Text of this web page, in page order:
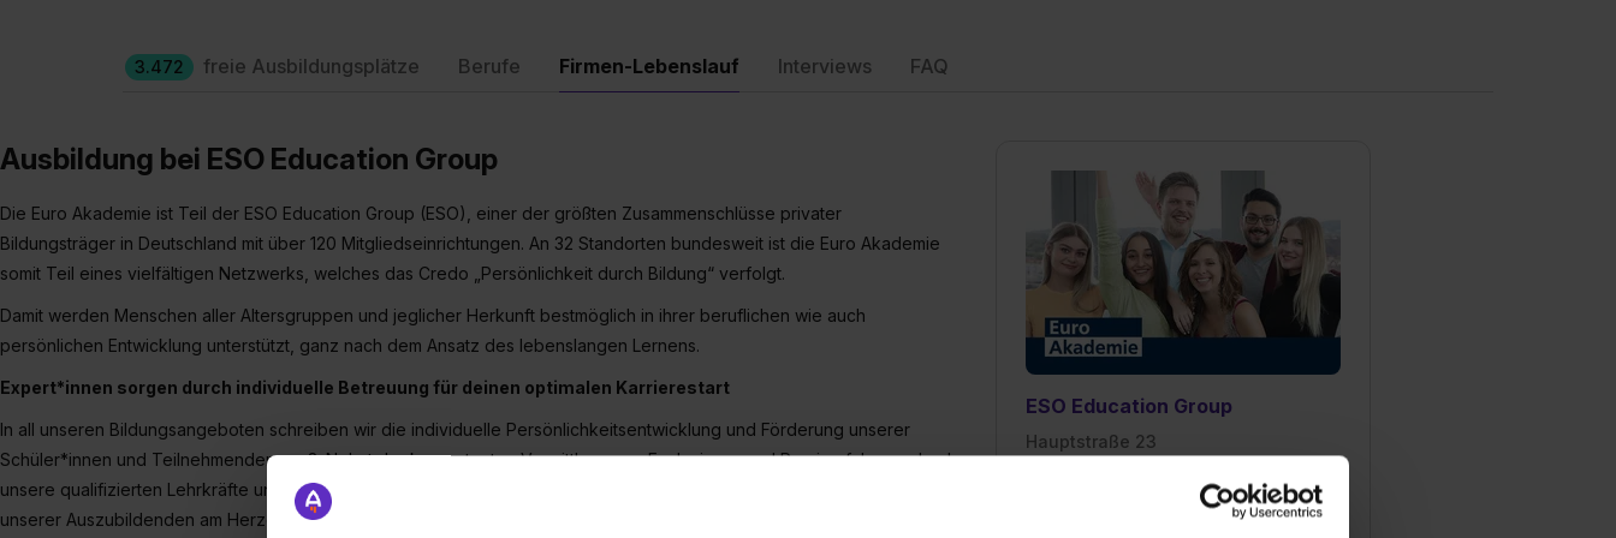
3.472 freie Ausbildungsplätze Berufe Firmen-Lebenslauf Interviews FAQ
ESO Education Group
Hauptstraße 23
Ausbildung bei ESO Education Group
Die Euro Akademie ist Teil der ESO Education Group (ESO), einer der größten Zusammenschlüsse privater
Bildungsträger in Deutschland mit über 120 Mitgliedseinrichtungen. An 32 Standorten bundesweit ist die Euro Akademie
somit Teil eines vielfältigen Netzwerks, welches das Credo „Persönlichkeit durch Bildung“ verfolgt.
Damit werden Menschen aller Altersgruppen und jeglicher Herkunft bestmöglich in ihrer beruflichen wie auch
persönlichen Entwicklung unterstützt, ganz nach dem Ansatz des lebenslangen Lernens.
Expert*innen sorgen durch individuelle Betreuung für deinen optimalen Karrierestart
In all unseren Bildungsangeboten schreiben wir die individuelle Persönlichkeitsentwicklung und Förderung unserer
Schüler*innen und Teilnehmenden groß. Nebst der kompetenten Vermittlung von Fachwissen und Praxiserfahrung durch
unsere qualifizierten Lehrkräfte und Dozent*innen liegt uns auch die Charakterbildung und das soziale Miteinander
unserer Auszubildenden am Herzen. Dies gelingt vor allem durch die persönliche Betreuung in kleinen Klassen.